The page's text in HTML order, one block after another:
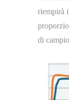
riempirà
di